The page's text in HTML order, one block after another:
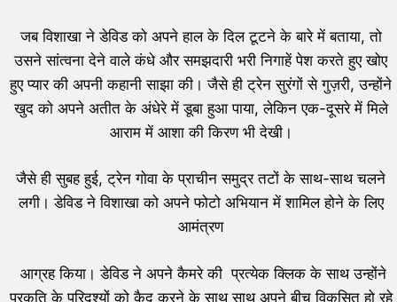
जब विशाखा ने डेविड को अपने हाल के दिल टूटने के बारे में बताया, तो
उसने सांत्वना देने वाले कंधे और समझदारी भरी निगाहें पेश करते हुए खोए
हुए प्यार की अपनी कहानी साझा की। जैसे ही ट्रेन सुरंगों से गुज़री, उन्होंने
खुद को अपने अतीत के अंधेरे में डूबा हुआ पाया, लेकिन एक-दूसरे में मिले
आराम में आशा की किरण भी देखी।
जैसे ही सुबह हुई, ट्रेन गोवा के प्राचीन समुद्र तटों के साथ-साथ चलने
लगी। डेविड ने विशाखा को अपने फोटो अभियान में शामिल होने के लिए
आमंत्रण
आग्रह किया। डेविड ने अपने कैमरे की प्रत्येक क्लिक के साथ उन्होंने
प्रकृति के परिदृश्यों को कैद करने के साथ साथ अपने बीच विकसित हो रहे